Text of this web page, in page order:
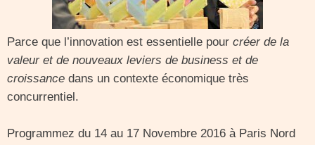
Parce que l’innovation est essentielle pour créer de la
valeur et de nouveaux leviers de business et de
croissance dans un contexte économique très
concurrentiel.
Programmez du 14 au 17 Novembre 2016 à Paris Nord